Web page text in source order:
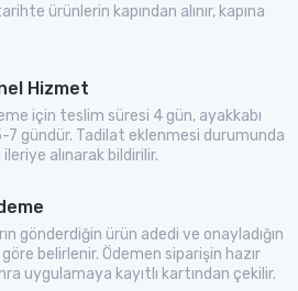
ürünlerin kapından alınır, kapına
Hizmet
için teslim süresi 4 gün, ayakkabı
7 gündür. Tadilat eklenmesi durumunda
alınarak bildirilir.
gönderdiğin ürün adedi ve onayladığın
belirlenir. Ödemen siparişin hazır
uygulamaya kayıtlı kartından çekilir.